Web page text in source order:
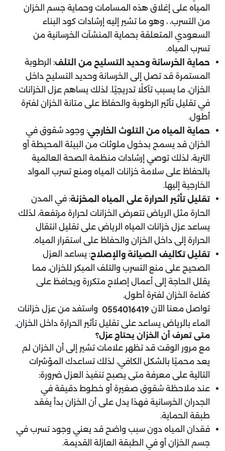
المياه على إغلاق هذه المسامات وحماية جسم الخزان
من التسرب، ، وهو ما تشير إليه إرشادات كود البناء
السعودي المتعلقة بحماية المنشآت الخرسانية من
تسرب المياه.
حماية الخرسانة وحديد التسليح من التلف: الرطوبة
المستمرة قد تصل إلى الخرسانة وحديد التسليح داخل
الخزان، ما يسبب تآكلًا تدريجيًا. لذلك يساهم عزل الخزانات
في تقليل تأثير الرطوبة والحفاظ على متانة الخزان لفترة
أطول.
حماية المياه من التلوث الخارجي: وجود شقوق في
الخزان قد يسمح بدخول ملوثات من البيئة المحيطة أو
التربة، لذلك توصي إرشادات منظمة الصحة العالمية
بالحفاظ على سلامة خزانات المياه ومنع تسرب المواد
الخارجية إليها.
تقليل تأثير الحرارة على المياه المخزنة: في المدن
الحارة مثل الرياض تتعرض الخزانات لحرارة مرتفعة، لذلك
يساعد عزل خزانات المياه الرياض على تقليل انتقال
الحرارة إلى داخل الخزان والحفاظ على استقرار المياه.
تقليل تكاليف الصيانة والإصلاح: يساعد العزل
الصحيح على منع التسرب والتلف المبكر للخزان، مما
يقلل الحاجة إلى أعمال إصلاح متكررة ويحافظ على
كفاءة الخزان لفترة أطول.
تواصل معنا الآن 0554016419 واستفد من عزل خزانات
الماء بالرياض يساعد على تقليل تأثير الحرارة داخل الخزان.
متى تعرف أن الخزان يحتاج عزل؟
مع مرور الوقت قد تظهر علامات تشير إلى أن الخزان لم
يعد محميًا بالشكل الكافي، لذلك تساعدك المؤشرات
التالية على معرفة متى يصبح تنفيذ العزل ضرورة:
عند ملاحظة شقوق صغيرة أو خطوط دقيقة في
الجدران الخرسانية فهذا يدل على أن الخزان بدأ يفقد
طبقة الحماية.
فقدان المياه دون سبب واضح قد يعني وجود تسرب في
جسم الخزان أو في الطبقة العازلة القديمة.